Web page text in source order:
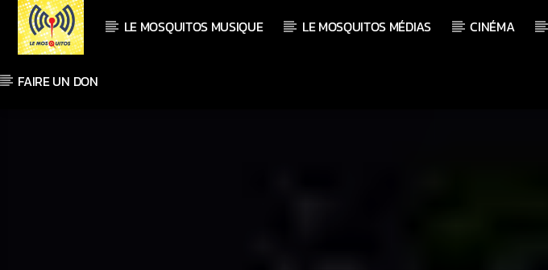
LE MOSQUITOS MUSIQUE LE MOSQUITOS MÉDIAS CINÉMA
FAIRE UN DON